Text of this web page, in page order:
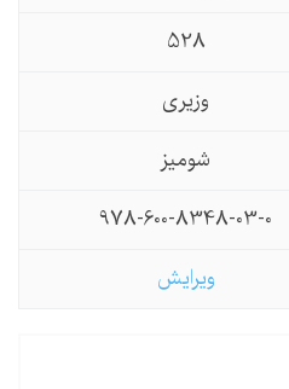
528
وزیری
شومیز
978-600-8348-03-0
ویرایش